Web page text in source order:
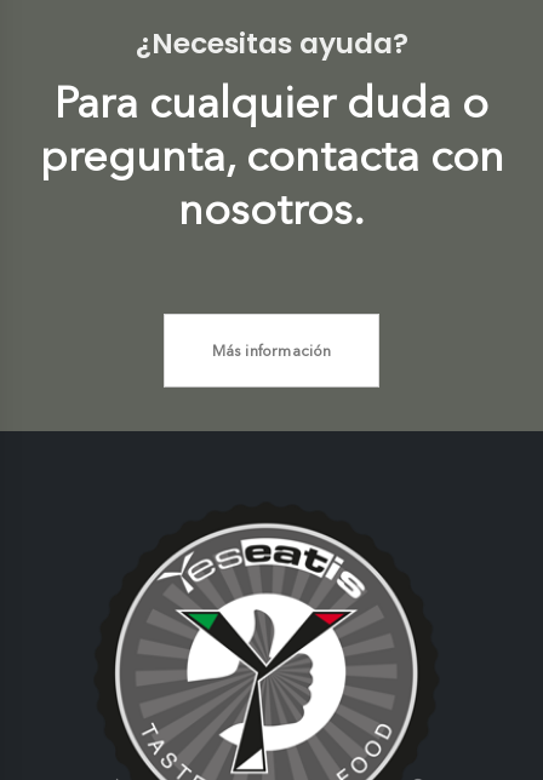
¿Necesitas ayuda?
Para cualquier duda o
pregunta, contacta con
nosotros.
Más información